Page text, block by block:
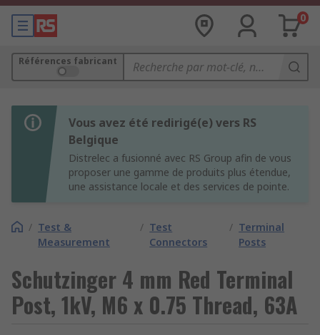
0
Références fabricant
Vous avez été redirigé(e) vers RS
Belgique
Distrelec a fusionné avec RS Group afin de vous
proposer une gamme de produits plus étendue,
une assistance locale et des services de pointe.
/ Test &
Measurement
/ Test
Connectors
/ Terminal
Posts
Schutzinger 4 mm Red Terminal
Post, 1kV, M6 x 0.75 Thread, 63A